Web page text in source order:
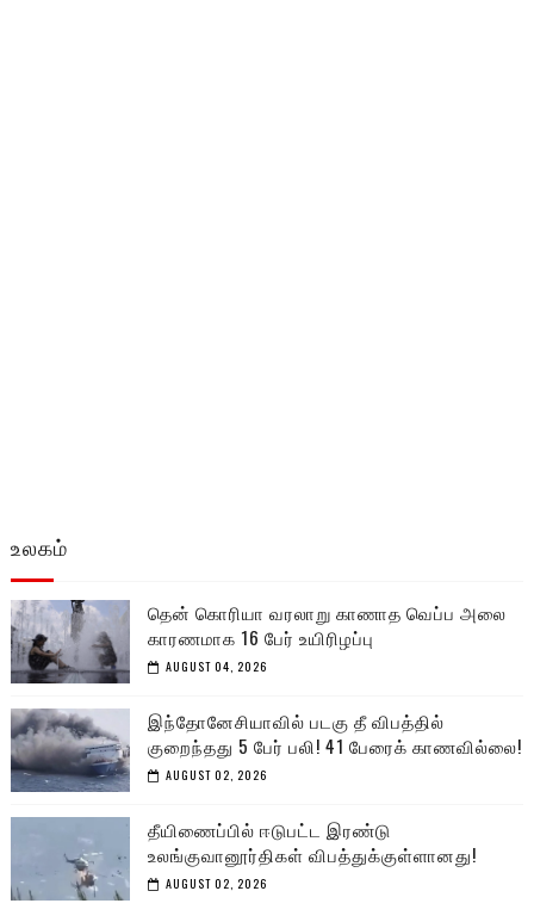
உலகம்
தென் கொரியா வரலாறு காணாத வெப்ப அலை
காரணமாக 16 பேர் உயிரிழப்பு
AUGUST 04, 2026
இந்தோனேசியாவில் படகு தீ விபத்தில்
குறைந்தது 5 பேர் பலி! 41 பேரைக் காணவில்லை!
AUGUST 02, 2026
தீயிணைப்பில் ஈடுபட்ட இரண்டு
உலங்குவானூர்திகள் விபத்துக்குள்ளானது!
AUGUST 02, 2026